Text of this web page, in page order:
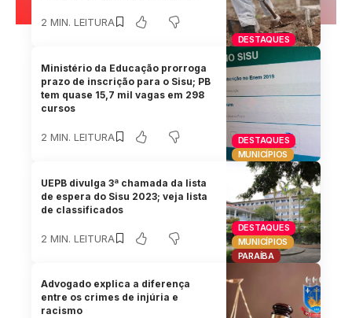
DESTAQUES
2 MIN. LEITURA
DESTAQUES
MUNICÍPIOS
Ministério da Educação prorroga
prazo de inscrição para o Sisu; PB
tem quase 15,7 mil vagas em 298
cursos
2 MIN. LEITURA
DESTAQUES
MUNICÍPIOS
PARAÍBA
UEPB divulga 3ª chamada da lista
de espera do Sisu 2023; veja lista
de classificados
2 MIN. LEITURA
Advogado explica a diferença
entre os crimes de injúria e
racismo